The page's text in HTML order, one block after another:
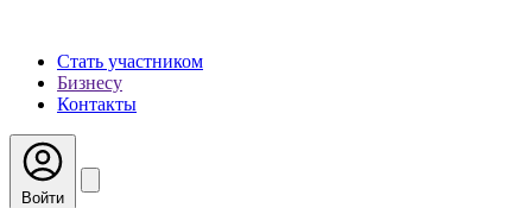
Стать участником
Бизнесу
Контакты
Войти